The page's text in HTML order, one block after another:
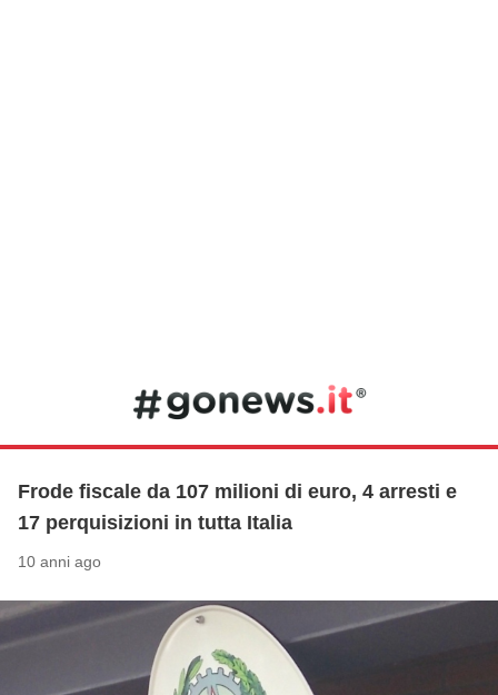
Frode fiscale da 107 milioni di euro, 4 arresti e
17 perquisizioni in tutta Italia
10 anni ago